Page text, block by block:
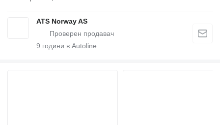
ATS Norway AS
9 години в Autoline